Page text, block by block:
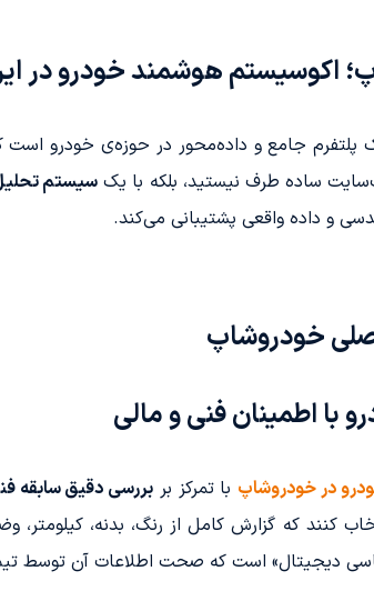
اکوسیستم هوشمند خودرو در
پلتفرم جامع و داده‌محور در حوزه‌ی خودرو است
ساده طرف نیستید، بلکه با یک سیستم
و داده واقعی پشتیبانی می‌کند.
خودروشاپ
با اطمینان فنی و مالی
در خودروشاپ با تمرکز بر بررسی دقیق سابقه
کنند که گزارش کامل از رنگ، بدنه،
دیجیتال» است که صحت اطلاعات آن توسط تیم